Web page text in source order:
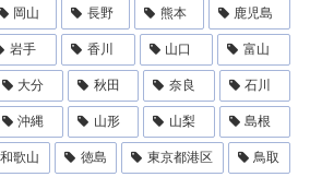
岡山 長野 熊本 鹿児島
岩手 香川 山口 富山
大分 秋田 奈良 石川
沖縄 山形 山梨 島根
和歌山 徳島 東京都港区 鳥取